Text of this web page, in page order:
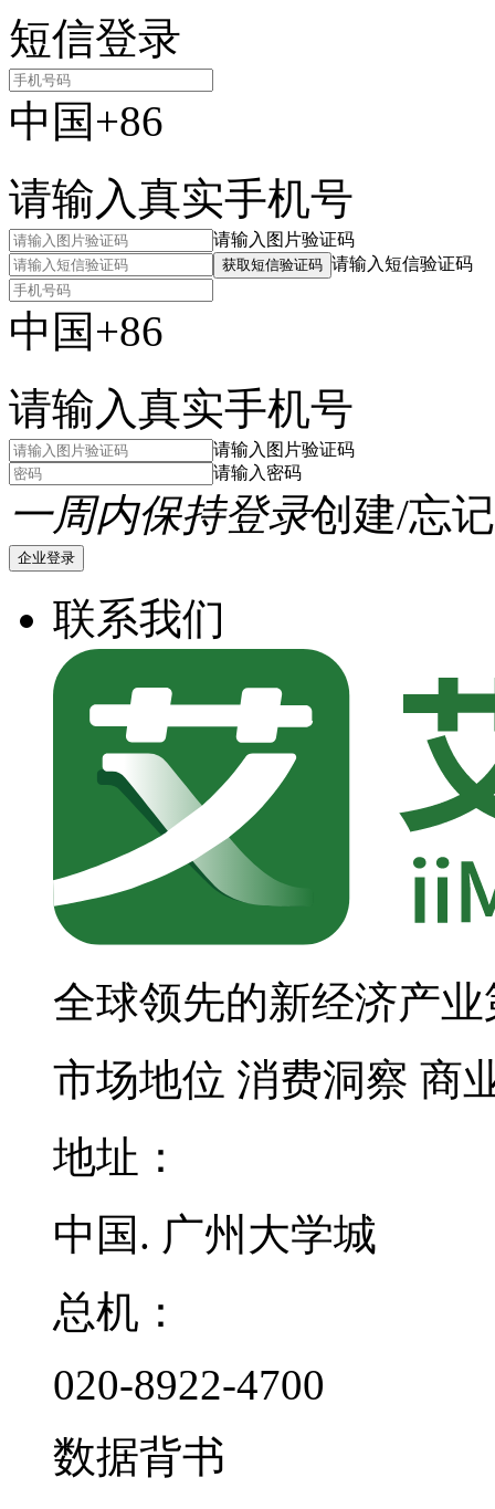
短信登录
中国+86
请输入真实手机号
请输入图片验证码
获取短信验证码 请输入短信验证码
中国+86
请输入真实手机号
请输入图片验证码
请输入密码
一周内保持登录创建/忘
企业登录
联系我们
全球领先的新经济产
市场地位 消费洞察 商
地址：
中国. 广州大学城
总机：
020-8922-4700
数据背书